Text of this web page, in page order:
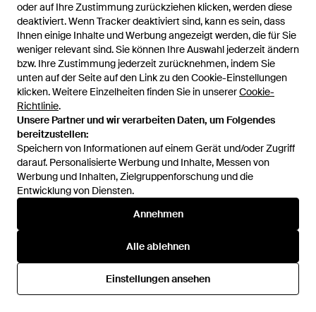
oder auf Ihre Zustimmung zurückziehen klicken, werden diese
deaktiviert. Wenn Tracker deaktiviert sind, kann es sein, dass
Ihnen einige Inhalte und Werbung angezeigt werden, die für Sie
weniger relevant sind. Sie können Ihre Auswahl jederzeit ändern
bzw. Ihre Zustimmung jederzeit zurücknehmen, indem Sie
unten auf der Seite auf den Link zu den Cookie-Einstellungen
klicken. Weitere Einzelheiten finden Sie in unsererCookie-
Richtlinie.
Unsere Partner und wir verarbeiten Daten, um Folgendes
bereitzustellen:
Speichern von Informationen auf einem Gerät und/oder Zugriff
darauf. Personalisierte Werbung und Inhalte, Messen von
Werbung und Inhalten, Zielgruppenforschung und die
Entwicklung von Diensten.
Annehmen
Alle ablehnen
Einstellungen ansehen
oder auf Ihre Zustimmung zurückziehen klicken, werden diese
deaktiviert. Wenn Tracker deaktiviert sind, kann es sein, dass
Ihnen einige Inhalte und Werbung angezeigt werden, die für Sie
weniger relevant sind. Sie können Ihre Auswahl jederzeit ändern
bzw. Ihre Zustimmung jederzeit zurücknehmen, indem Sie
unten auf der Seite auf den Link zu den Cookie-Einstellungen
klicken. Weitere Einzelheiten finden Sie in unsererCookie-
Richtlinie.
Unsere Partner und wir verarbeiten Daten, um Folgendes
bereitzustellen:
Speichern von Informationen auf einem Gerät und/oder Zugriff
darauf. Personalisierte Werbung und Inhalte, Messen von
Werbung und Inhalten, Zielgruppenforschung und die
Entwicklung von Diensten.
Annehmen
Alle ablehnen
Einstellungen ansehen
684,50 €582,50 €
Nina Ricci
Drapiertes Top Mit Offenem
Rücken - Pink
Von Miinto
SALE
730 €
Nina Ricci
Blazer - Schwarz
Von YOOX
Nina Ricci
317 €
Nina Ricci